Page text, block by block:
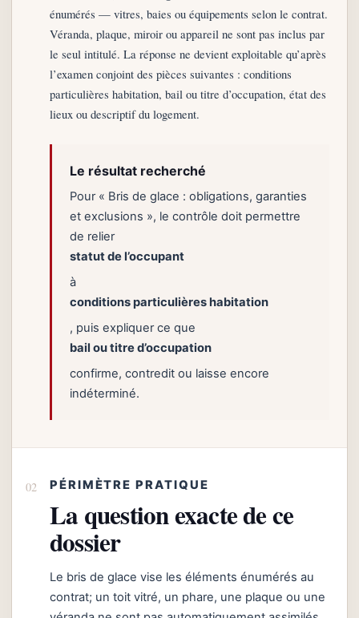
énumérés — vitres, baies ou équipements selon le contrat.
Véranda, plaque, miroir ou appareil ne sont pas inclus par
le seul intitulé. La réponse ne devient exploitable qu’après
l’examen conjoint des pièces suivantes : conditions
particulières habitation, bail ou titre d’occupation, état des
lieux ou descriptif du logement.
Le résultat recherché
Pour « Bris de glace : obligations, garanties
et exclusions », le contrôle doit permettre
de relier
statut de l’occupant
à
conditions particulières habitation
, puis expliquer ce que
bail ou titre d’occupation
confirme, contredit ou laisse encore
indéterminé.
PÉRIMÈTRE PRATIQUE
La question exacte de ce
dossier
Le bris de glace vise les éléments énumérés au
contrat; un toit vitré, un phare, une plaque ou une